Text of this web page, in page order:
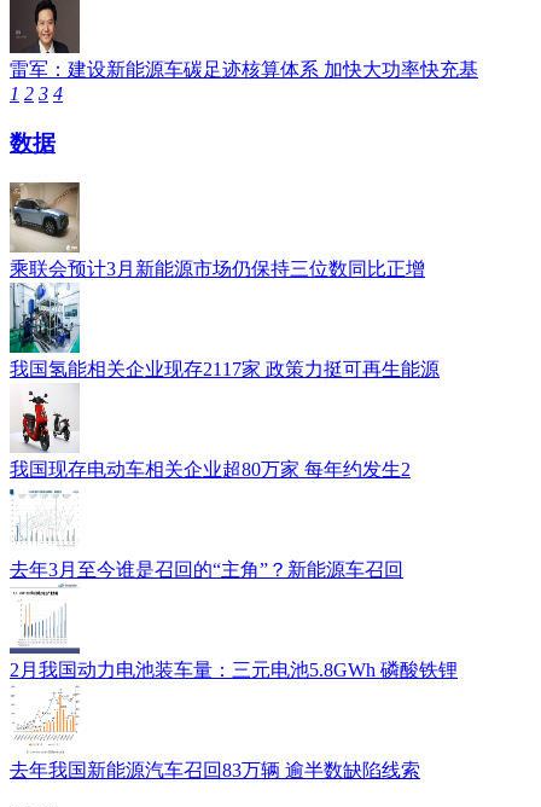
雷军：建设新能源车碳足迹核算体系 加快大功率快充基
1 2 3 4
数据
乘联会预计3月新能源市场仍保持三位数同比正增
我国氢能相关企业现存2117家 政策力挺可再生能源
我国现存电动车相关企业超80万家 每年约发生2
去年3月至今谁是召回的“主角”？新能源车召回
2月我国动力电池装车量：三元电池5.8GWh 磷酸铁锂
去年我国新能源汽车召回83万辆 逾半数缺陷线索